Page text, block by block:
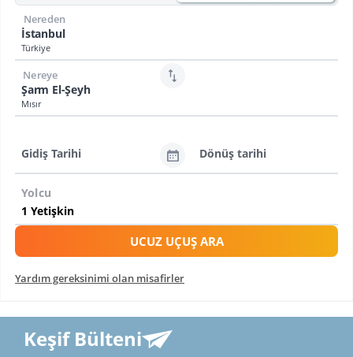
İstanbul
Türkiye
Nereden
Şarm El-Şeyh
Mısır
Nereye
Gidiş Tarihi Dönüş tarihi
Yolcu
UCUZ UÇUŞ ARA
Yardım gereksinimi olan misafirler
Keşif Bülteni